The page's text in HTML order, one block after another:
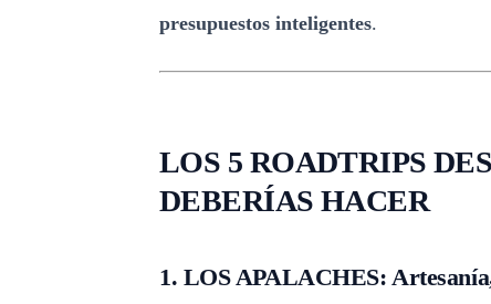
presupuestos inteligentes.
LOS 5 ROADTRIPS
DEBERÍAS HACER
1. LOS APALACHES: